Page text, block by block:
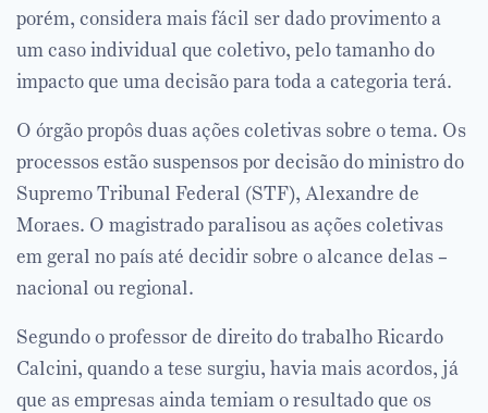
porém, considera mais fácil ser dado provimento a
um caso individual que coletivo, pelo tamanho do
impacto que uma decisão para toda a categoria terá.
O órgão propôs duas ações coletivas sobre o tema. Os
processos estão suspensos por decisão do ministro do
Supremo Tribunal Federal (STF), Alexandre de
Moraes. O magistrado paralisou as ações coletivas
em geral no país até decidir sobre o alcance delas –
nacional ou regional.
Segundo o professor de direito do trabalho Ricardo
Calcini, quando a tese surgiu, havia mais acordos, já
que as empresas ainda temiam o resultado que os